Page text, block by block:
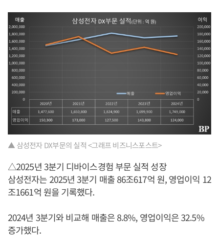
▲ 삼성전자 DX부문의 실적 <그래프 비즈니스포스트>
△2025년 3분기 디바이스경험 부문 실적 성장
삼성전자는 2025년 3분기 매출 86조617억 원, 영업이익 12
조1661억 원을 기록했다.
2024년 3분기와 비교해 매출은 8.8%, 영업이익은 32.5%
증가했다.